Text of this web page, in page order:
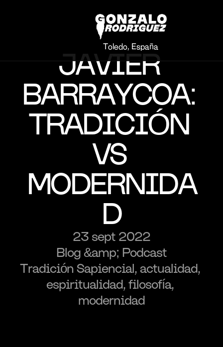
Toledo, España
JAVIER
BARRAYCOA:
TRADICIÓN
VS
MODERNIDA
D
23 sept 2022
Blog &amp; Podcast
Tradición Sapiencial, actualidad,
espiritualidad, filosofía,
modernidad